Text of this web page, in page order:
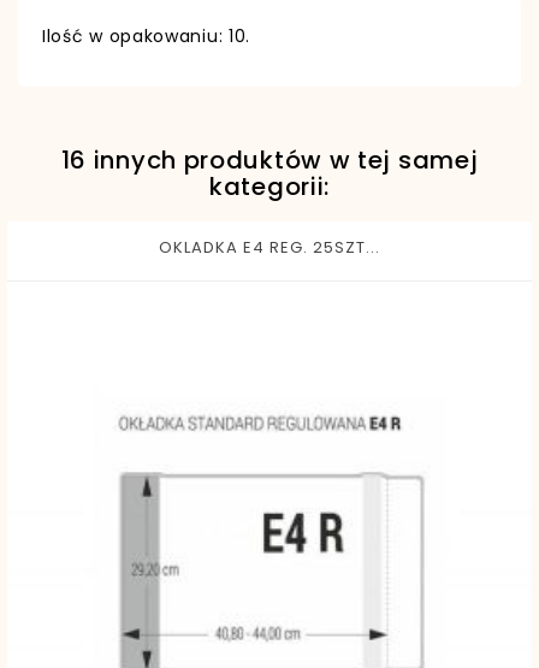
Ilość w opakowaniu: 10.
EAN13 5902557445820
16 innych produktów w tej samej
kategorii:
OKLADKA E4 REG. 25SZT...